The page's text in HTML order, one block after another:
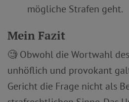
mögliche Strafen geht.
Mein Fazit
🧐 Obwohl die Wortwahl
unhöflich und provokant
Gericht die Frage nicht als